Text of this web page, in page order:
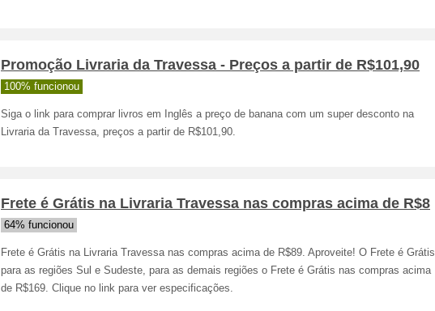
Promoção Livraria da Travessa - Preços a partir de R$101,90
100% funcionou
Siga o link para comprar livros em Inglês a preço de banana com um super desconto na
Livraria da Travessa, preços a partir de R$101,90.
Frete é Grátis na Livraria Travessa nas compras acima de R$8
64% funcionou
Frete é Grátis na Livraria Travessa nas compras acima de R$89. Aproveite! O Frete é Grátis
para as regiões Sul e Sudeste, para as demais regiões o Frete é Grátis nas compras acima
de R$169. Clique no link para ver especificações.